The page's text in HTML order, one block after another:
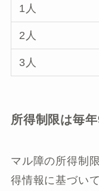
1人
2人
3人
所得制限は毎
マル障の所得制
得情報に基づい